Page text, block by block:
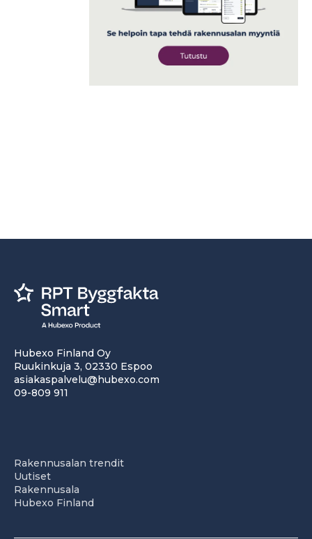
Hubexo Finland Oy
Ruukinkuja 3, 02330 Espoo
asiakaspalvelu@hubexo.com
09-809 911
Rakennusalan trendit
Uutiset
Rakennusala
Hubexo Finland